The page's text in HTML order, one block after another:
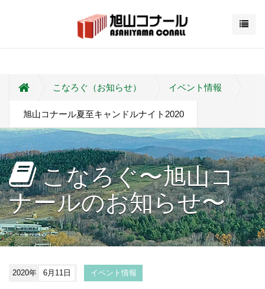
こなろぐ（お知らせ） イベント情報
旭山コナール夏至キャンドルナイト2020
こなろぐ〜旭山コ
ナールのお知らせ〜
2020年 6月11日 イベント情報